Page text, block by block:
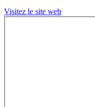
Visitez le site web